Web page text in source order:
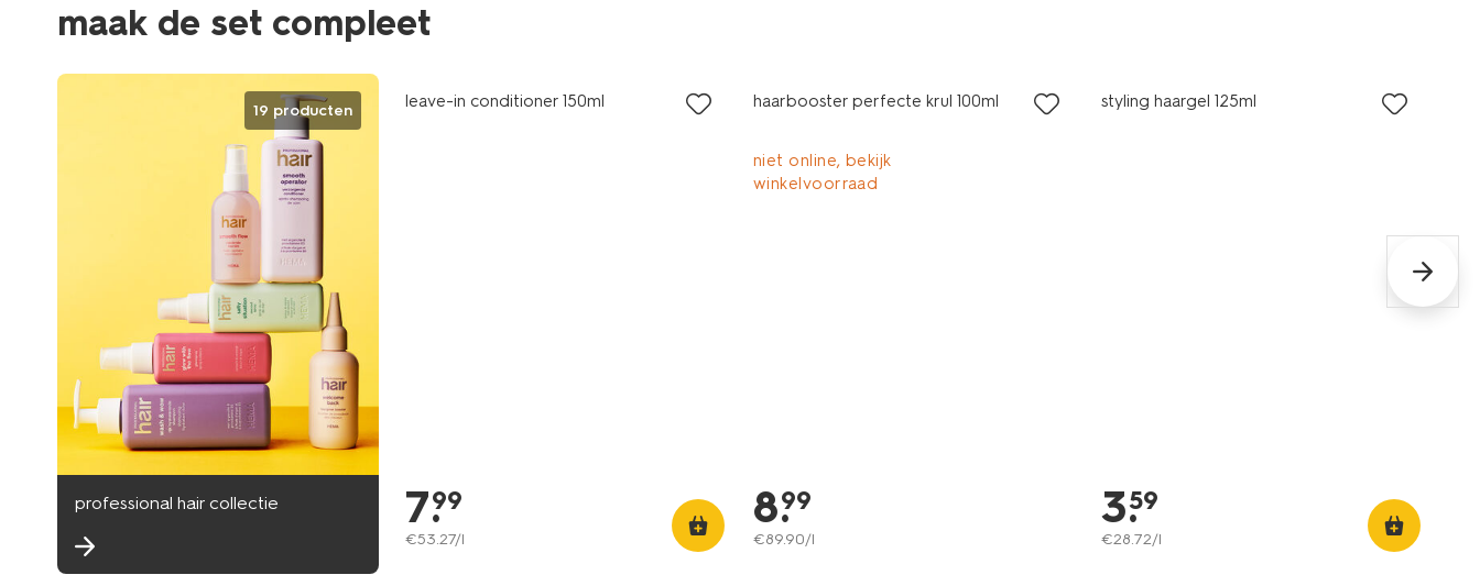
maak de set compleet
19 producten
professional hair collectie
leave-in conditioner 150ml
7.
99
€53.27/l
haarbooster perfecte krul 100ml
niet online, bekijk
winkelvoorraad
8.
99
€89.90/l
styling haargel 125ml
3.
59
€28.72/l